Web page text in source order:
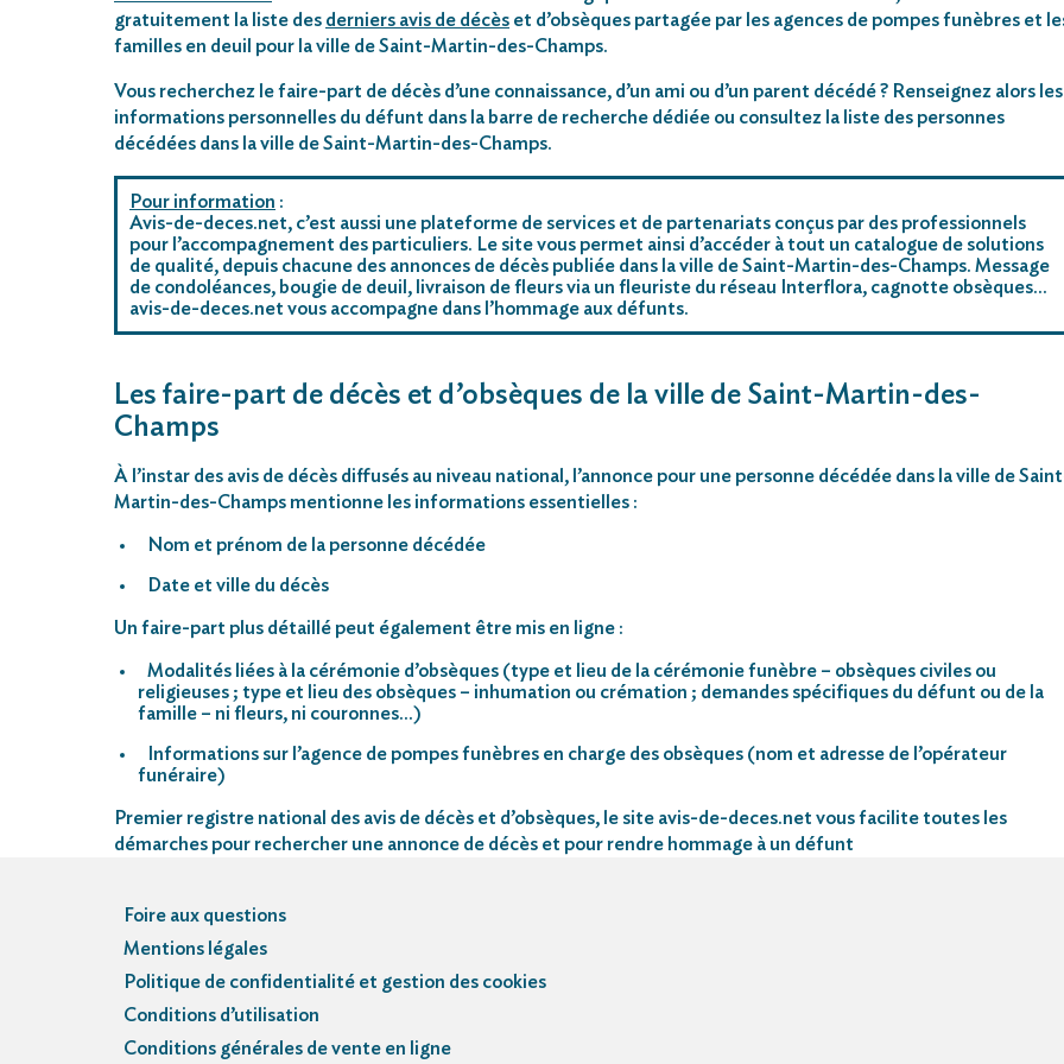
gratuitement la liste des derniers avis de décès et d’obsèques partagée par les agences de pompes funèbres et
familles en deuil pour la ville de Saint-Martin-des-Champs.
Vous recherchez le faire-part de décès d’une connaissance, d’un ami ou d’un parent décédé ? Renseignez alors les
informations personnelles du défunt dans la barre de recherche dédiée ou consultez la liste des personnes
décédées dans la ville de Saint-Martin-des-Champs.
Pour information :
Avis-de-deces.net, c’est aussi une plateforme de services et de partenariats conçus par des professionnels
pour l’accompagnement des particuliers. Le site vous permet ainsi d’accéder à tout un catalogue de solutions
de qualité, depuis chacune des annonces de décès publiée dans la ville de Saint-Martin-des-Champs. Message
de condoléances, bougie de deuil, livraison de fleurs via un fleuriste du réseau Interflora, cagnotte obsèques…
avis-de-deces.net vous accompagne dans l’hommage aux défunts.
Les faire-part de décès et d’obsèques de la ville de Saint-Martin-des-
Champs
À l’instar des avis de décès diffusés au niveau national, l’annonce pour une personne décédée dans la ville de
Martin-des-Champs mentionne les informations essentielles :
Nom et prénom de la personne décédée
Date et ville du décès
Un faire-part plus détaillé peut également être mis en ligne :
Modalités liées à la cérémonie d’obsèques (type et lieu de la cérémonie funèbre – obsèques civiles ou
religieuses ; type et lieu des obsèques – inhumation ou crémation ; demandes spécifiques du défunt ou de la
famille – ni fleurs, ni couronnes…)
Informations sur l’agence de pompes funèbres en charge des obsèques (nom et adresse de l’opérateur
funéraire)
Premier registre national des avis de décès et d’obsèques, le site avis-de-deces.net vous facilite toutes les
démarches pour rechercher une annonce de décès et pour rendre hommage à un défunt
Foire aux questions
Mentions légales
Politique de confidentialité et gestion des cookies
Conditions d’utilisation
Conditions générales de vente en ligne